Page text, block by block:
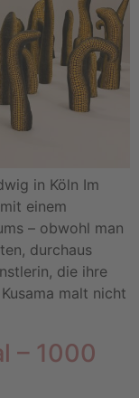
in Köln Im
einem
– obwohl man
durchaus
die ihre
malt nicht
– 1000